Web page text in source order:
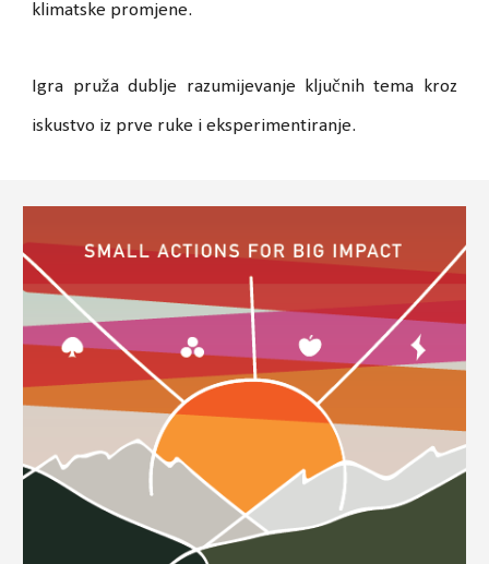
klimatske promjene.
Igra pruža dublje razumijevanje ključnih tema kroz
iskustvo iz prve ruke i eksperimentiranje.